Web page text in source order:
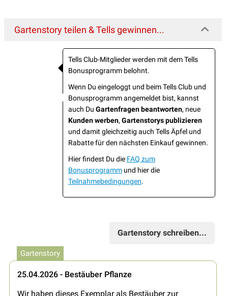
Gartenstory teilen & Tells gewinnen...
Tells Club-Mitglieder werden mit dem Tells
Bonusprogramm belohnt.
Wenn Du eingeloggt und beim Tells Club und
Bonusprogramm angemeldet bist, kannst
auch Du Gartenfragen beantworten, neue
Kunden werben, Gartenstorys publizieren
und damit gleichzeitig auch Tells Äpfel und
Rabatte für den nächsten Einkauf gewinnen.
Hier findest Du die FAQ zum
Bonusprogramm und hier die
Teilnahmebedingungen.
Gartenstory schreiben...
Gartenstory
25.04.2026 - Bestäuber Pflanze
Wir haben dieses Exemplar als Bestäuber zur